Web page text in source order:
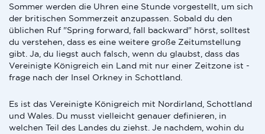
Sommer werden die Uhren eine Stunde vorgestellt, um sich
der britischen Sommerzeit anzupassen. Sobald du den
üblichen Ruf "Spring forward, fall backward" hörst, solltest
du verstehen, dass es eine weitere große Zeitumstellung
gibt. Ja, du liegst auch falsch, wenn du glaubst, dass das
Vereinigte Königreich ein Land mit nur einer Zeitzone ist -
frage nach der Insel Orkney in Schottland.
Es ist das Vereinigte Königreich mit Nordirland, Schottland
und Wales. Du musst vielleicht genauer definieren, in
welchen Teil des Landes du ziehst. Je nachdem, wohin du